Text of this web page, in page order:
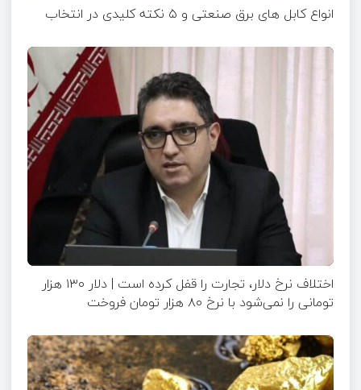
انواع کابل های برق صنعتی و ۵ نکته کلیدی در انتخاب
اختلاف نرخ دلار، تجارت را قفل کرده است | دلار ۱۳۰ هزار
تومانی را نمی‌شود با نرخ ۸۰ هزار تومان فروخت